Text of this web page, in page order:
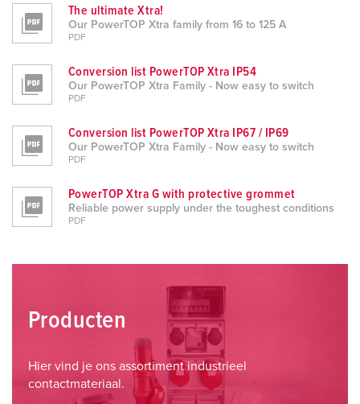
The ultimate Xtra!
Our PowerTOP Xtra family from 16 to 125 A
PDF
Conversion list PowerTOP Xtra IP54
Our PowerTOP Xtra Family - Now easy to switch
PDF
Conversion list PowerTOP Xtra IP67 / IP69
Our PowerTOP Xtra Family - Now easy to switch
PDF
PowerTOP Xtra G with protective grommet
Reliable power supply under the toughest conditions
PDF
Producten
Hier vind je ons assortiment industrieel
contactmateriaal.